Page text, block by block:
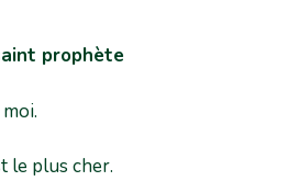
prophète
le plus cher.